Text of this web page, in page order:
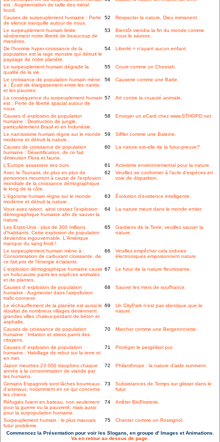
est : Augmentation de taille des métal
lourd.
Causes de surpeuplement humaine : Perte
de silence tranquille autour de nous.
52 Respecter la nature, Dieu immanent.
Le surpeuplement humain limite
sévèrement notre liberté de beaucoup de
manières.
53
Bientôt viendra la fin du monde comme
nous le savons.
De l'homme hyper-croissance de la
population est la rage monstre qui détruit le
paysage de notre planète.
54 Liberté = n'ayant aucun enfant.
Le surpeuplement humain dégrade la
qualité de la vie.
55 Courir comme un Cheetah.
Le croissance de population humain mène
à : Écart de élargissement entre les nantis
et les pauvres.
56 Causerie comme une Batte.
La conséquence du surpeuplement humain
est : Perte de liberté spacial autour de
nous.
57 Art contre la cruauté animale.
Causes d' explosion de population
humaine : Destruction de jungle,
particulièrement Brasil et en Indonésie.
58 Envoyer un eCard chez www.STHOPD.net.
Le narcissisme humain règne sur le monde
moderne et détruit la nature..
59 Siffler comme une Baleine.
Causes de croissance de population
humaine : Désertification, de ce fait
diminution Flora et faune.
60 La nature est-elle de la futur-preuve?
L'Europe assassine ses ours. 61
Activisme environnemental pour la nature.
Avec le Tsunami, de plus en plus de
personnes mourront à cause de l'explosion
mondiale de la croissance démographique
le long de la côte.
62
Veuillez se conformer à l'acte d'espèces en
voie de disparition.
L'égoïsme humain règne sur le monde
moderne et détruit la nature..
63 Évolution d'existence intelligente.
Vous avez raison, ainsi cessez l'explosion
démographique humaine afin de sauver la
nature.
64 La nature meurt dans le monde entier.
Les Etats-Unis : plus de 300 millions
d'habitants. Cette explosion de population
deviendra ingouvernable. L'Amérique
manque du sang-froid !
65
Gardiens de la Terre, veuillez sauver la
nature.
Le surpeuplement humain mène à :
Consommation de carburant croissante, de
ce fait prix de l'énergie éclatants.
66
Veuillez empêcher cela ordures
électroniques empoisonnent nature.
L'explosion démographique humaine cause
un holocauste parmi les espèces animales
et de plantes.
67 Le futur de la nature fleurissante.
Causes d' explosion de population
humaine : Augmenter dans l'airpollution
trafic-connexe.
68 Sauver les mers de souffrance.
Le réchauffement de la planète est aussi le
résultat de nombreux villages deviennent
grandes villes chaleur-perdant de béton et
asphalte.
69
Un CityPark n'est pas identique que la
nature.
Causes de croissance de population
humaine : Irritation et stress parmi des
citoyens.
70 Marcher comme une Bergeronnette.
Causes d' explosion de population
humaine : Habillage de rebut sur la terre et
en mer.
71 Protéger le pergélisol pur.
Japon meurtres 23.000 dauphins chaque
année à la consommation de viande par
les humains.
72 Philanthrope : la nature d'aide survivent.
Certains Espagnols sont lâches bourreaux
d'animaux, notamment en ce qui concerne
les chiens.
73
Subsistances de Temps sur glisser dans le
futur.
Réfugiés fuient en bateau, non seulement
pour la guerre ou la pauvreté, mais aussi
pour la surpopulation humaine.
74 Arrêter BioPiraterie.
Surpeuplement humain : le plus mauvais
futur problème.
75 Chanter comme un Rossignol.
Commencez la Présentation pour voir les Slogans, en groupe d' Images et Animations.
Va en retour au dessus de page.